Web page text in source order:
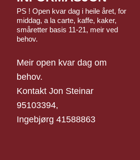
PS ! Open kvar dag i heile året, for
middag, a la carte, kaffe, kaker,
småretter basis 11-21, meir ved
behov.
Meir open kvar dag om
behov.
Kontakt Jon Steinar
95103394,
Ingebjørg 41588863